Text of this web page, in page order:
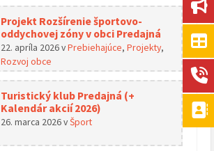
Projekt Rozšírenie športovo-
oddychovej zóny v obci Predajná
22. apríla 2026vPrebiehajúce, Projekty,
Rozvoj obce
Turistický klub Predajná (+
Kalendár akcií 2026)
26. marca 2026vŠport